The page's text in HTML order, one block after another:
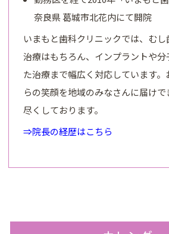
奈良県 葛城市北花内にて開院
いまもと歯科クリニックでは、む
治療はもちろん、インプラントや分
た治療まで幅広く対応しています
らの笑顔を地域のみなさんに届け
尽くしております。
⇒院長の経歴はこちら